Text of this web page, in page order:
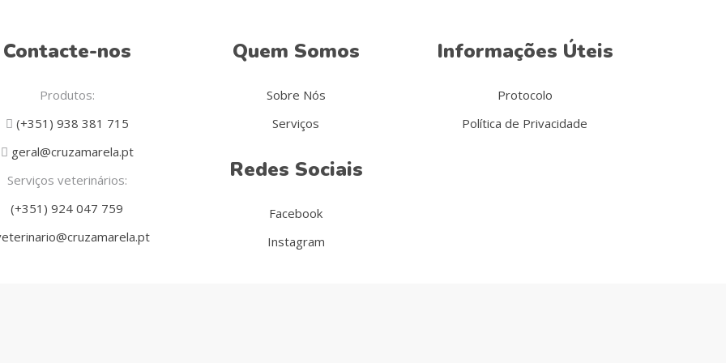
Contacte-nos
Produtos:
(+351) 938 381 715
geral@cruzamarela.pt
Serviços veterinários:
(+351) 924 047 759
Quem Somos
Sobre Nós
Serviços
Redes Sociais
Facebook
Instagram
Informações Úteis
Protocolo
Política de Privacidade